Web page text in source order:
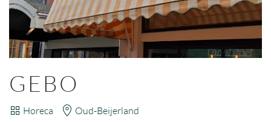
GEBO
Horeca Oud-Beijerland